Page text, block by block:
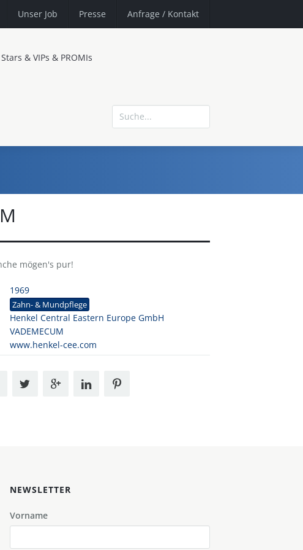
Unser Job Presse Anfrage / Kontakt
Stars & VIPs & PROMIs
mögen's pur!
1969
Zahn- & Mundpflege
Henkel Central Eastern Europe GmbH
VADEMECUM
www.henkel-cee.com
NEWSLETTER
Vorname